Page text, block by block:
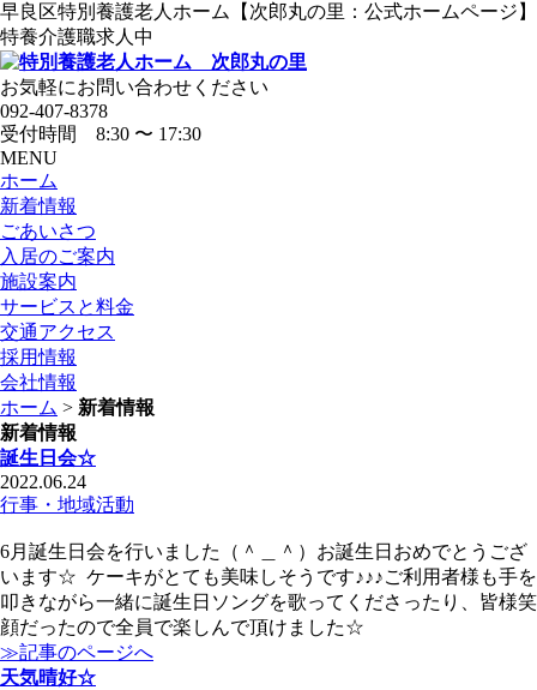
早良区特別養護老人ホーム【次郎丸の里：公式ホームページ】
特養介護職求人中
お気軽にお問い合わせください
092-407-8378
受付時間 8:30 〜 17:30
MENU
ホーム
新着情報
ごあいさつ
入居のご案内
施設案内
サービスと料金
交通アクセス
採用情報
会社情報
ホーム > 新着情報
新着情報
誕生日会☆
2022.06.24
行事・地域活動
6月誕生日会を行いました（＾＿＾）お誕生日おめでとうござ
います☆ ケーキがとても美味しそうです♪♪♪ご利用者様も手を
叩きながら一緒に誕生日ソングを歌ってくださったり、皆様笑
顔だったので全員で楽しんで頂けました☆
≫記事のページへ
天気晴好☆